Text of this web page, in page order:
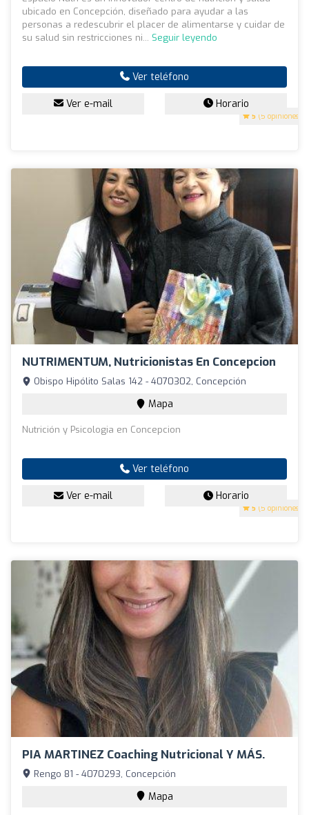
5 (5 opiniones)
ubicado en Concepción, diseñado para ayudar a las
personas a redescubrir el placer de alimentarse y cuidar de
su salud sin restricciones ni... Seguir leyendo
Ver teléfono
Ver e-mail Horario
NUTRIMENTUM, Nutricionistas En Concepcion
5 (5 opiniones)
Obispo Hipólito Salas 142 - 4070302, Concepción
Mapa
Nutrición y Psicologia en Concepcion
Ver teléfono
Ver e-mail Horario
PIA MARTINEZ Coaching Nutricional Y MÁS.
Rengo 81 - 4070293, Concepción
Mapa